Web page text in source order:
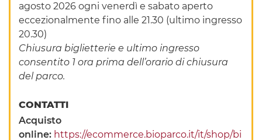
agosto 2026 ogni venerdì e sabato aperto
eccezionalmente fino alle 21.30 (ultimo ingresso
20.30)
Chiusura biglietterie e ultimo ingresso
consentito 1 ora prima dell’orario di chiusura
del parco.
CONTATTI
Acquisto
online: https://ecommerce.bioparco.it/it/shop/bi